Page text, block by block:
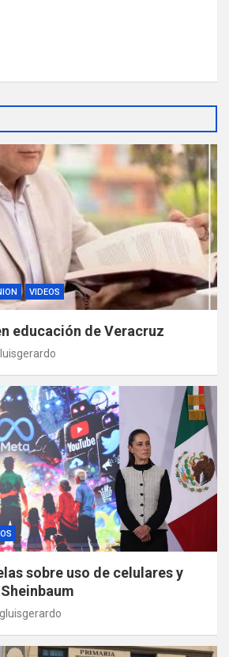
VIDEOS
educación de Veracruz
sobre uso de celulares y